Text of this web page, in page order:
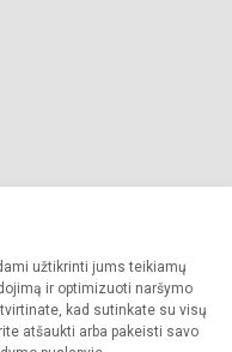
užtikrinti jums teikiamų
ir optimizuoti naršymo
kad sutinkate su visų
atšaukti arba pakeisti savo
Visos teisės saugomos.
griežtai draudžiama.
valdymas